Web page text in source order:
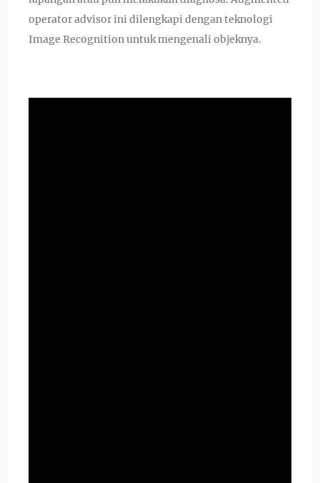
operator advisor ini dilengkapi dengan teknologi
Image Recognition untuk mengenali objeknya.